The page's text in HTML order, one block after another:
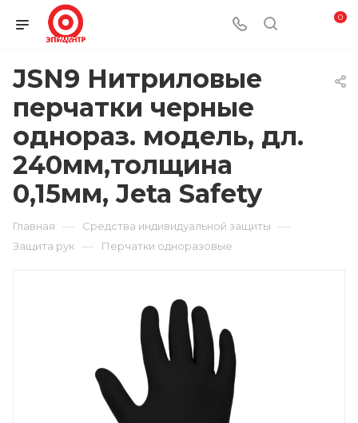
0
JSN9 Нитриловые
перчатки черные
однораз. модель, дл.
240мм,толщина
0,15мм, Jeta Safety
Главная — Средства индивидуальной защиты —
Защита рук — Перчатки одноразовые